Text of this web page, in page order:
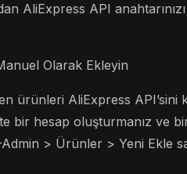
AliExpress API
Olarak Ekleyin
ürünleri AliExpress
bir hesap oluşturmanız ve
> Ürünler > Yeni Ekle